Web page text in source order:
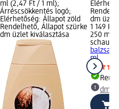
ml (2,47 Ft / 1 ml);
Árréscsökkentés logó;
Elérhetőség: Állapot zöld
Rendelhető, Állapot szürke
dm üzlet kiválasztása
dm
1 149 Ft
250 ml
ml
dm